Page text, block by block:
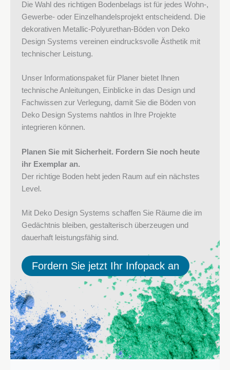
Die Wahl des richtigen Bodenbelags ist für jedes Wohn-,
Gewerbe- oder Einzelhandelsprojekt entscheidend. Die
dekorativen Metallic-Polyurethan-Böden von Deko
Design Systems vereinen eindrucksvolle Ästhetik mit
technischer Leistung.
Unser Informationspaket für Planer bietet Ihnen
technische Anleitungen, Einblicke in das Design und
Fachwissen zur Verlegung, damit Sie die Böden von
Deko Design Systems nahtlos in Ihre Projekte
integrieren können.
Planen Sie mit Sicherheit. Fordern Sie noch heute
ihr Exemplar an.
Der richtige Boden hebt jeden Raum auf ein nächstes
Level.
Mit Deko Design Systems schaffen Sie Räume die im
Gedächtnis bleiben, gestalterisch überzeugen und
dauerhaft leistungsfähig sind.
Fordern Sie jetzt Ihr Infopack an